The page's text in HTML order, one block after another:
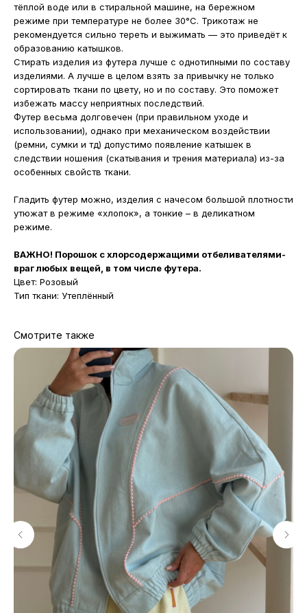
тёплой воде или в стиральной машине, на бережном
режиме при температуре не более 30°С. Трикотаж не
рекомендуется сильно тереть и выжимать — это приведёт к
образованию катышков.
Стирать изделия из футера лучше с однотипными по составу
изделиями. А лучше в целом взять за привычку не только
сортировать ткани по цвету, но и по составу. Это поможет
избежать массу неприятных последствий.
Футер весьма долговечен (при правильном уходе и
использовании), однако при механическом воздействии
(ремни, сумки и тд) допустимо появление катышек в
следствии ношения (скатывания и трения материала) из-за
особенных свойств ткани.
Гладить футер можно, изделия с начесом большой плотности
утюжат в режиме «хлопок», а тонкие – в деликатном
режиме.
ВАЖНО! Порошок с хлорсодержащими отбеливателями-
враг любых вещей, в том числе футера.
Цвет: Розовый
Тип ткани: Утеплённый
Смотрите также
МАГАЗИНЫ
Потрогать, примерить,
ВЛЮБИТЬСЯ И КУПИТЬ
наш бренд вы можете по адресу